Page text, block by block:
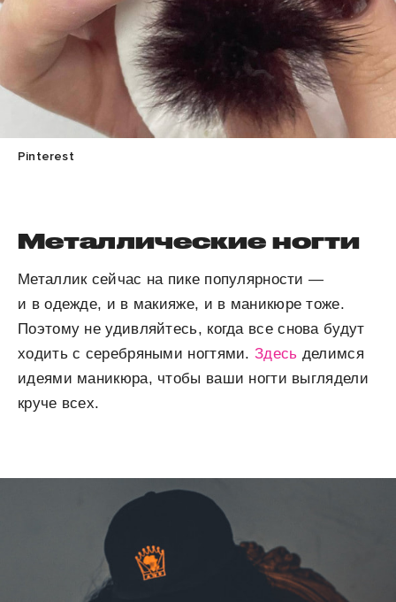
Pinterest
Металлические ногти
Металлик сейчас на пике популярности —
и в одежде, и в макияже, и в маникюре тоже.
Поэтому не удивляйтесь, когда все снова будут
ходить с серебряными ногтями.Здесь делимся
идеями маникюра, чтобы ваши ногти выглядели
круче всех.